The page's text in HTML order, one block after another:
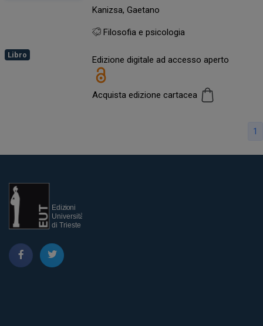
Libro
Kanizsa, Gaetano
Filosofia e psicologia
Edizione digitale ad accesso aperto
Acquista edizione cartacea
1